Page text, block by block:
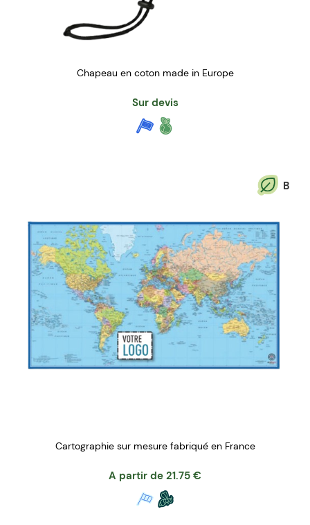
Chapeau en coton made in Europe
Sur devis
B
Cartographie sur mesure fabriqué en France
A partir de 21.75 €